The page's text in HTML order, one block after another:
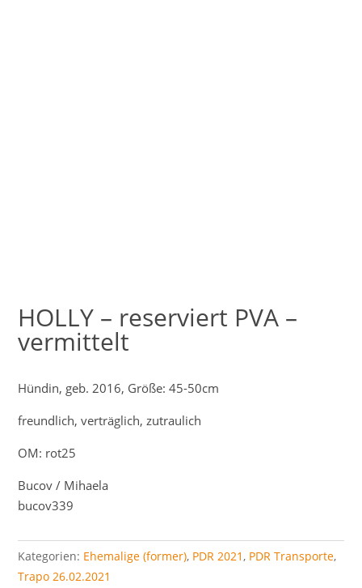
HOLLY – reserviert PVA –
vermittelt
Hündin, geb. 2016, Größe: 45-50cm
freundlich,verträglich,zutraulich
OM: rot25
Bucov / Mihaela
bucov339
Kategorien: Ehemalige (former), PDR 2021, PDR Transporte,
Trapo 26.02.2021